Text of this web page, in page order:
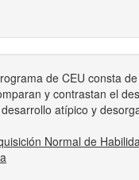
de CEU consta
y contrastan el
atípico y
Normal de